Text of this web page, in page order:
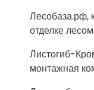
Лесобаза.рф,
отделке лесом
Листогиб-
монтажная